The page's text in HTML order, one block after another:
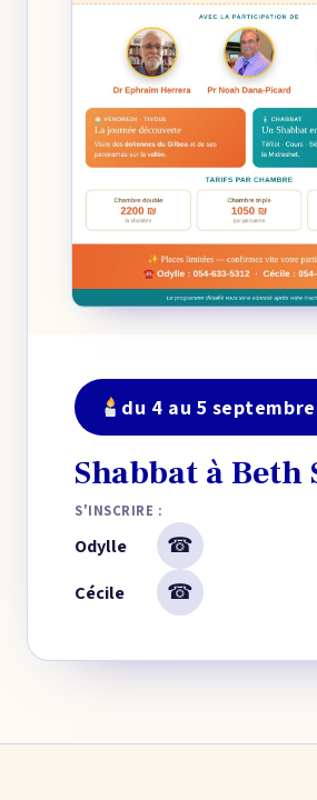
du 4 au 5
Shabbat à Beth
S'INSCRIRE :
Odylle ☎
Cécile ☎